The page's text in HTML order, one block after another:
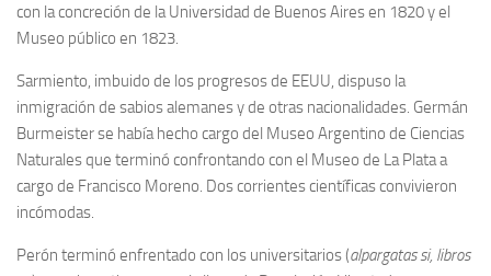
con la concreción de la Universidad de Buenos Aires en 1820 y el
Museo público en 1823.
Sarmiento, imbuido de los progresos de EEUU, dispuso la
inmigración de sabios alemanes y de otras nacionalidades. Germán
Burmeister se había hecho cargo del Museo Argentino de Ciencias
Naturales que terminó confrontando con el Museo de La Plata a
cargo de Francisco Moreno. Dos corrientes científicas convivieron
incómodas.
Perón terminó enfrentado con los universitarios (alpargatas si, libros